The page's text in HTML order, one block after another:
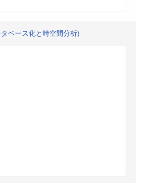
ベース化と時空間分析)